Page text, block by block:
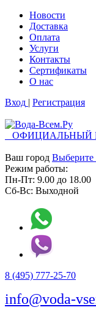
Новости
Доставка
Оплата
Услуги
Контакты
Cертификаты
О нас
Вход | Регистрация
ОФИЦИАЛЬНЫЙ
Ваш город Выберите
Режим работы:
Пн-Пт: 9.00 до 18.00
Сб-Вс: Выходной
8 (495) 777-25-70
info@voda-